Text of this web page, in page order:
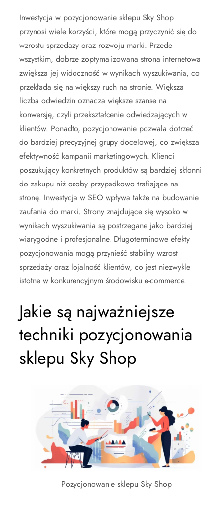
Inwestycja w pozycjonowanie sklepu Sky Shop
przynosi wiele korzyści, które mogą przyczynić się do
wzrostu sprzedaży oraz rozwoju marki. Przede
wszystkim, dobrze zoptymalizowana strona internetowa
zwiększa jej widoczność w wynikach wyszukiwania, co
przekłada się na większy ruch na stronie. Większa
liczba odwiedzin oznacza większe szanse na
konwersję, czyli przekształcenie odwiedzających w
klientów. Ponadto, pozycjonowanie pozwala dotrzeć
do bardziej precyzyjnej grupy docelowej, co zwiększa
efektywność kampanii marketingowych. Klienci
poszukujący konkretnych produktów są bardziej skłonni
do zakupu niż osoby przypadkowo trafiające na
stronę. Inwestycja w SEO wpływa także na budowanie
zaufania do marki. Strony znajdujące się wysoko w
wynikach wyszukiwania są postrzegane jako bardziej
wiarygodne i profesjonalne. Długoterminowe efekty
pozycjonowania mogą przynieść stabilny wzrost
sprzedaży oraz lojalność klientów, co jest niezwykle
istotne w konkurencyjnym środowisku e-commerce.
Jakie są najważniejsze
techniki pozycjonowania
sklepu Sky Shop
Pozycjonowanie sklepu Sky Shop